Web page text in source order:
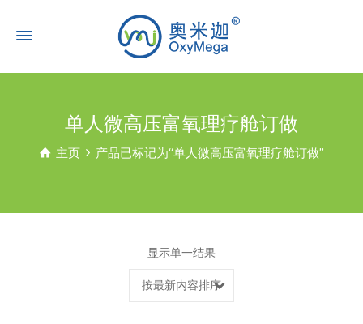
单人微高压富氧理疗舱订做
主页 产品已标记为“单人微高压富氧理疗舱订做”
显示单一结果
按最新内容排序